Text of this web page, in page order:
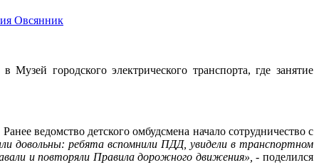
городского электрического транспорта, где занятие
ведомство детского омбудсмена начало сотрудничество с
довольны: ребята вспомнили ПДД, увидели в транспортном
и повторяли Правила дорожного движения»,- поделился